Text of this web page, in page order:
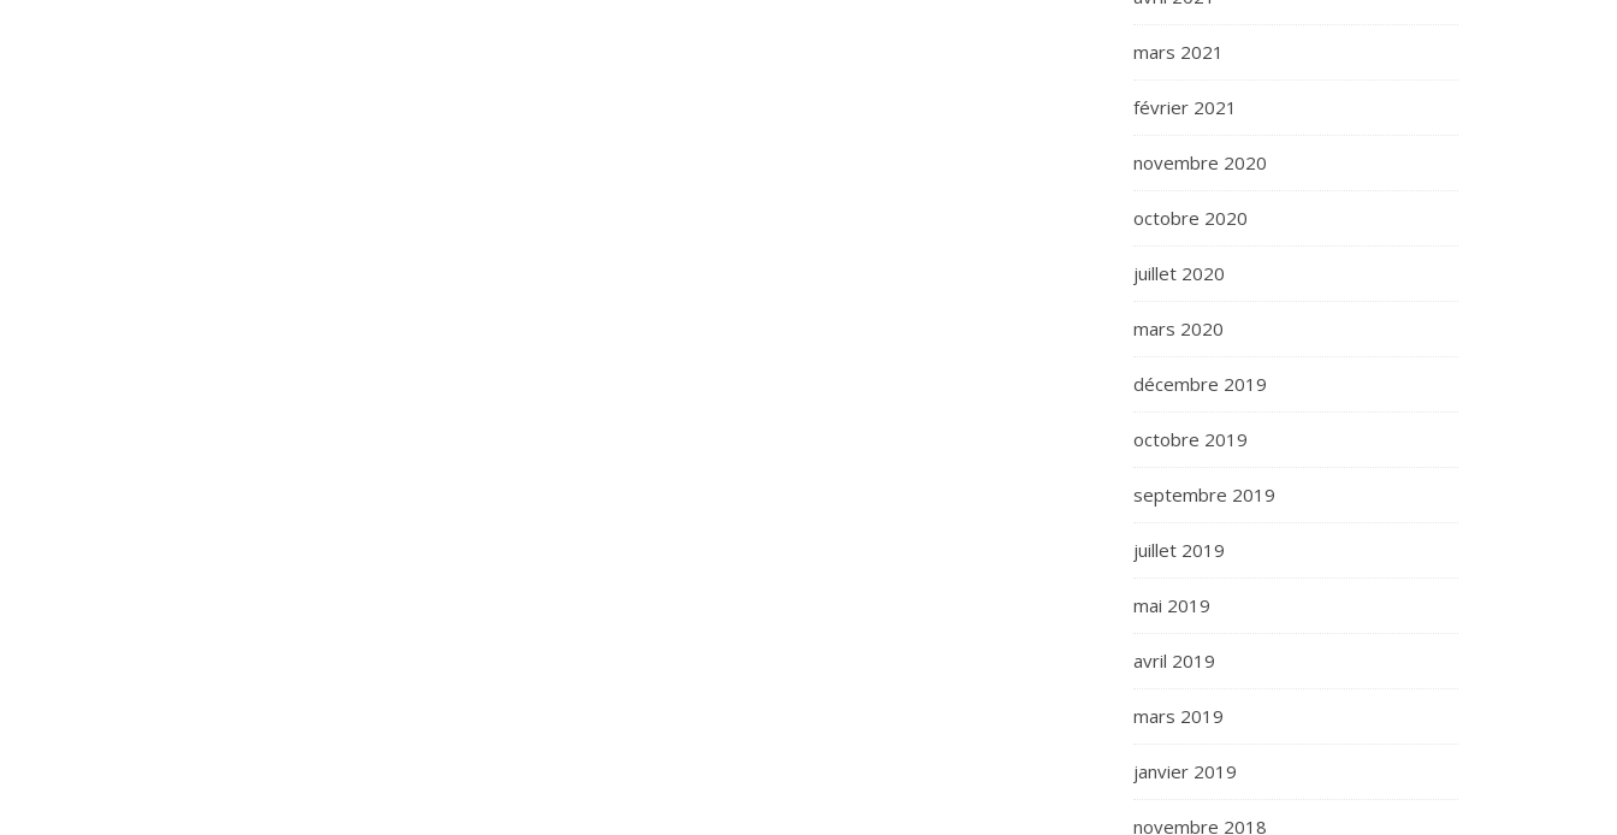
mars 2021
février 2021
novembre 2020
octobre 2020
juillet 2020
mars 2020
décembre 2019
octobre 2019
septembre 2019
juillet 2019
mai 2019
avril 2019
mars 2019
janvier 2019
novembre 2018